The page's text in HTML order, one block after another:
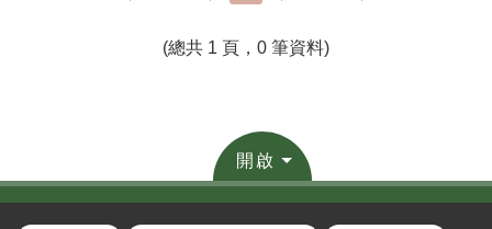
(總共 1 頁，0 筆資料)
開啟